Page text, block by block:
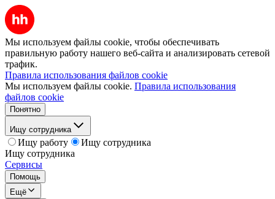
Мы используем файлы cookie, чтобы обеспечивать
правильную работу нашего веб-сайта и анализировать сетевой
трафик.
Правила использования файлов cookie
Мы используем файлы cookie. Правила использования
файлов cookie
Понятно
Ищу сотрудника
Ищу работу
Ищу сотрудника
Ищу сотрудника
Сервисы
Помощь
Ещё